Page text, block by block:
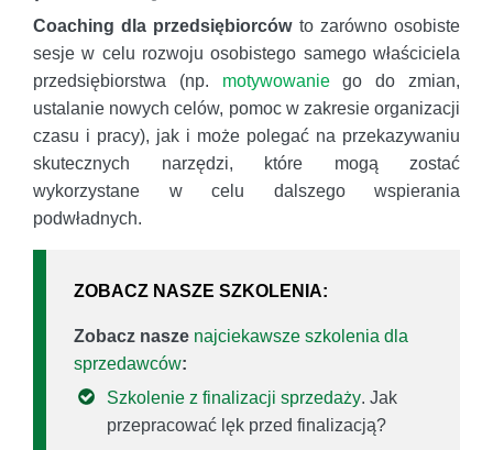
Coaching dla przedsiębiorcówto zarówno osobiste
sesje w celu rozwoju osobistego samego właściciela
przedsiębiorstwa (np. motywowaniego do zmian,
ustalanie nowych celów, pomoc w zakresie organizacji
czasu i pracy), jak i może polegać na przekazywaniu
skutecznych narzędzi, które mogą zostać
wykorzystane w celu dalszego wspierania
podwładnych.
ZOBACZ NASZE SZKOLENIA:
Zobacz nasze najciekawsze szkolenia dla
sprzedawców:
Szkolenie z finalizacji sprzedaży. Jak
przepracować lęk przed finalizacją?